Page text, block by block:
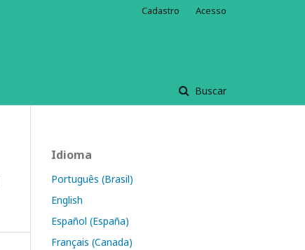
Buscar
Cadastro Acesso
Idioma
Português (Brasil)
English
Español (España)
Français (Canada)